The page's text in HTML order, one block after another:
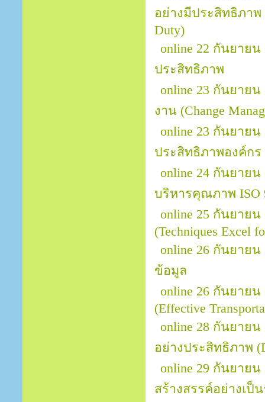
อย่างมีประสิทธิภาพ
Duty)
online 22 กันยาย
ประสิทธิภาพ
online 23 กันยาย
งาน (Change
online 23 กันยาย
ประสิทธิภาพองค์กร
online 24 กันยาย
บริหารคุณภาพ ISO
online 25 กันยาย
(Techniques Excel
online 26 กันยายน
ข้อมูล
online 26 กันยาย
(Effective
online 28 กันยาย
อย่างประสิทธิภาพ
online 29 กันยาย
สร้างสรรค์อย่างเป็